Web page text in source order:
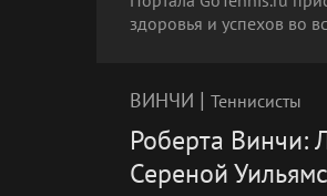
здоровья и успехов во
ВИНЧИ | Теннисисты
Роберта Винчи:
Сереной